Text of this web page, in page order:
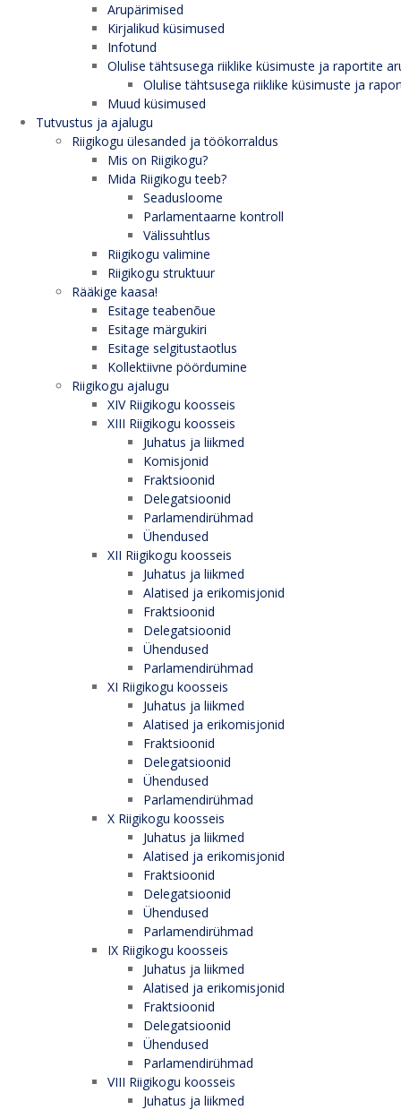
Arupärimised
Kirjalikud küsimused
Infotund
Olulise tähtsusega riiklike küsimuste ja raportite
Olulise tähtsusega riiklike küsimuste ja
Muud küsimused
Tutvustus ja ajalugu
Riigikogu ülesanded ja töökorraldus
Mis on Riigikogu?
Mida Riigikogu teeb?
Seadusloome
Parlamentaarne kontroll
Välissuhtlus
Riigikogu valimine
Riigikogu struktuur
Rääkige kaasa!
Esitage teabenõue
Esitage märgukiri
Esitage selgitustaotlus
Kollektiivne pöördumine
Riigikogu ajalugu
XIV Riigikogu koosseis
XIII Riigikogu koosseis
Juhatus ja liikmed
Komisjonid
Fraktsioonid
Delegatsioonid
Parlamendirühmad
Ühendused
XII Riigikogu koosseis
Juhatus ja liikmed
Alatised ja erikomisjonid
Fraktsioonid
Delegatsioonid
Ühendused
Parlamendirühmad
XI Riigikogu koosseis
Juhatus ja liikmed
Alatised ja erikomisjonid
Fraktsioonid
Delegatsioonid
Ühendused
Parlamendirühmad
X Riigikogu koosseis
Juhatus ja liikmed
Alatised ja erikomisjonid
Fraktsioonid
Delegatsioonid
Ühendused
Parlamendirühmad
IX Riigikogu koosseis
Juhatus ja liikmed
Alatised ja erikomisjonid
Fraktsioonid
Delegatsioonid
Ühendused
Parlamendirühmad
VIII Riigikogu koosseis
Juhatus ja liikmed